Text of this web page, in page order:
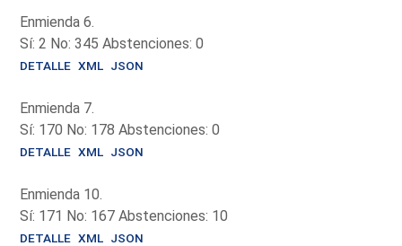
Enmienda 6.
Sí: 2 No: 345 Abstenciones: 0
DETALLE XML JSON
Enmienda 7.
Sí: 170 No: 178 Abstenciones: 0
DETALLE XML JSON
Enmienda 10.
Sí: 171 No: 167 Abstenciones: 10
DETALLE XML JSON